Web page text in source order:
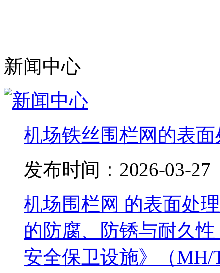
新闻中心
机场铁丝围栏网的表
发布时间：2026-03-27
机场围栏网 的表面处
的防腐、防锈与耐久
安全保卫设施》（MH/